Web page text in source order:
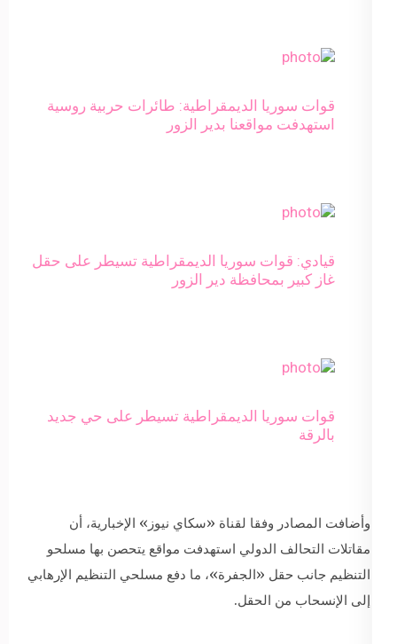
قوات سوريا الديمقراطية: طائرات حربية روسية
استهدفت مواقعنا بدير الزور
قيادي: قوات سوريا الديمقراطية تسيطر على حقل
غاز كبير بمحافظة دير الزور
قوات سوريا الديمقراطية تسيطر على حي جديد
بالرقة
وأضافت المصادر وفقا لقناة «سكاي نيوز» الإخبارية، أن
مقاتلات التحالف الدولي استهدفت مواقع يتحصن بها مسلحو
التنظيم جانب حقل «الجفرة»، ما دفع مسلحي التنظيم الإرهابي
إلى الإنسحاب من الحقل.